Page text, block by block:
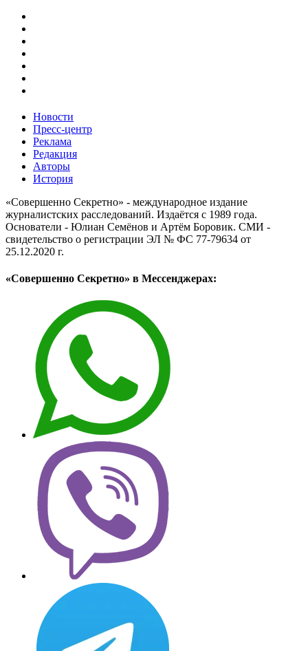
Новости
Пресс-центр
Реклама
Редакция
Авторы
История
«Совершенно Секретно» - международное издание
журналистских расследований. Издаётся с 1989 года.
Основатели - Юлиан Семёнов и Артём Боровик. CМИ -
свидетельство о регистрации ЭЛ № ФС 77-79634 от
25.12.2020 г.
«Совершенно Секретно» в Мессенджерах: